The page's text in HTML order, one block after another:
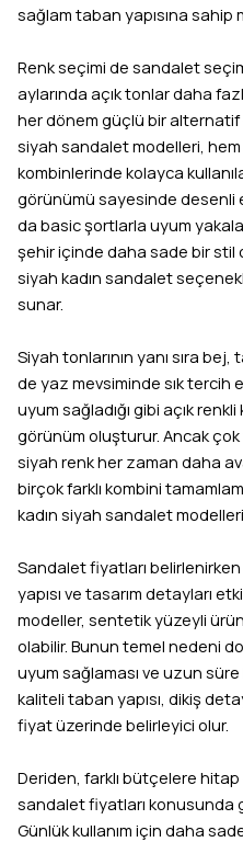
sağlam taban yapısına sahip
Renk seçimi de sandalet
aylarında açık tonlar daha
her dönem güçlü bir alternatif
siyah sandalet modelleri,
kombinlerinde kolayca
görünümü sayesinde desenli
da basic şortlarla uyum
şehir içinde daha sade bir
siyah kadın sandalet
sunar.
Siyah tonlarının yanı sıra
de yaz mevsiminde sık tercih
uyum sağladığı gibi açık
görünüm oluşturur. Ancak
siyah renk her zaman daha
birçok farklı kombini
kadın siyah sandalet
Sandalet fiyatları
yapısı ve tasarım detayları
modeller, sentetik yüzeyli
olabilir. Bunun temel nedeni
uyum sağlaması ve uzun süre
kaliteli taban yapısı, dikiş
fiyat üzerinde belirleyici olur.
Deriden, farklı bütçelere
sandalet fiyatları konusunda
Günlük kullanım için daha